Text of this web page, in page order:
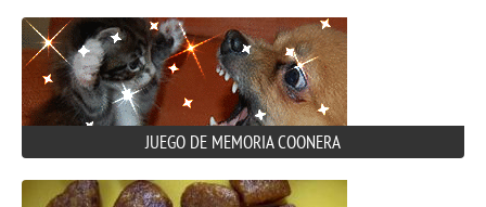
JUEGO DE MEMORIA COONERA